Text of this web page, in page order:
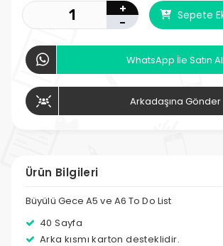
+
-
Sepete
WhatsApp İle Satın Al
Arkadaşına Gönder
Ürün Bilgileri
Büyülü Gece A5 ve A6 To Do List
40 Sayfa
Arka kısmı karton desteklidir.